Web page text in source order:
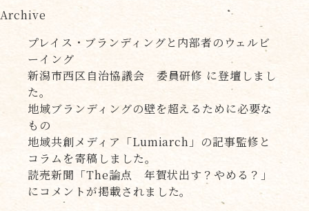
Archive
プレイス・ブランディングと内部者のウェルビ
ーイング
新潟市西区自治協議会 委員研修 に登壇しまし
た。
地域ブランディングの壁を超えるために必要な
もの
地域共創メディア「Lumiarch」の記事監修と
コラムを寄稿しました。
読売新聞「The論点 年賀状出す？やめる？」
にコメントが掲載されました。